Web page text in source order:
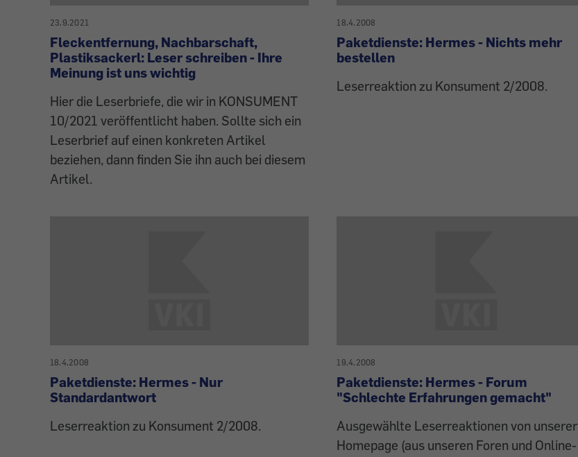
23.9.2021
Fleckentfernung, Nachbarschaft,
Plastiksackerl: Leser schreiben - Ihre
Meinung ist uns wichtig
Hier die Leserbriefe, die wir in KONSUMENT
10/2021 veröffentlicht haben. Sollte sich ein
Leserbrief auf einen konkreten Artikel
beziehen, dann finden Sie ihn auch bei diesem
Artikel.
18.4.2008
Paketdienste: Hermes - Nichts mehr
bestellen
Leserreaktion zu Konsument 2/2008.
18.4.2008
Paketdienste: Hermes - Nur
Standardantwort
Leserreaktion zu Konsument 2/2008.
19.4.2008
Paketdienste: Hermes - Forum
"Schlechte Erfahrungen gemacht"
Ausgewählte Leserreaktionen von unserer
Homepage (aus unseren Foren und Online-